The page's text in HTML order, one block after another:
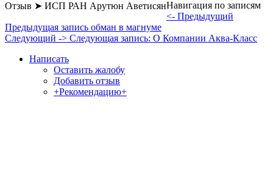
Отзыв ➤ ИСП РАН Арутюн АветисянНавигация по записям
<- Предыдущий
Предыдущая запись обман в магнуме
Следующий -> Следующая запись: О Компании Аква-Класс
Написать
Оставить жалобу
Добавить отзыв
+Рекомендацию+